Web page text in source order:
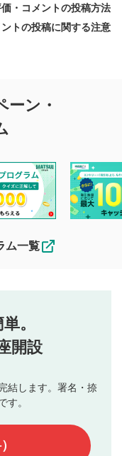
・コメントの投稿方法
名前とコメント
トの投稿に関する注意
意
価およびコメントの
項をご理解のうえ、
い。
になるコメントをお
れたものとみなし
と第三者間のトラ
の責任を負いませ
うえ、掲載となり
場合や掲載されない
ンツへの掲載をもっ
ください。
ーン・
ム一覧
。
開設
結します。署名・捺
す。